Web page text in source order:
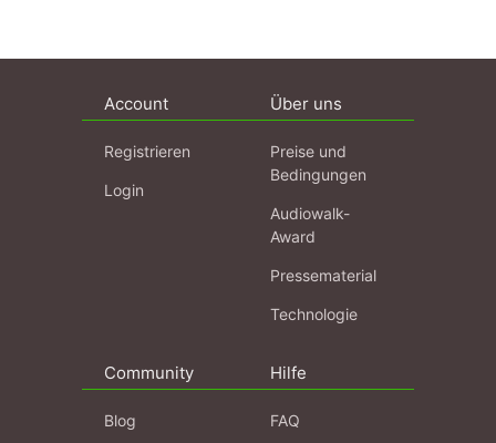
Account
Registrieren
Login
Über uns
Preise und
Bedingungen
Audiowalk-
Award
Pressematerial
Technologie
Community
Blog
Hilfe
FAQ